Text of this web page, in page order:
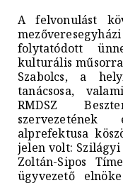
A felvonulást
folytatódott
kulturális
Szabolcs, a
tanácsosa,
RMDSZ
alprefektusa
jelen volt: Szilágyi
Zoltán-Sipos
ügyvezető